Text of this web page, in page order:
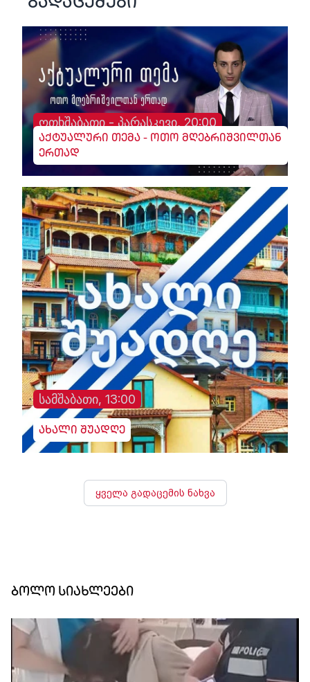
გადაცემები
ოთხშაბათი - პარასკევი, 20:00
აქტუალური თემა - ოთო მღებრიშვილთან
ერთად
სამშაბათი, 13:00
ახალი შუადღე
ყველა გადაცემის ნახვა
ბოლო სიახლეები